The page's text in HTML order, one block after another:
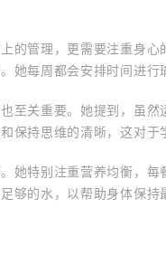
的管理，更需要注重身
她每周都会安排时间进行
至关重要。她提到，虽
保持思维的清晰，这对于
她特别注重营养均衡，
够的水，以帮助身体保持